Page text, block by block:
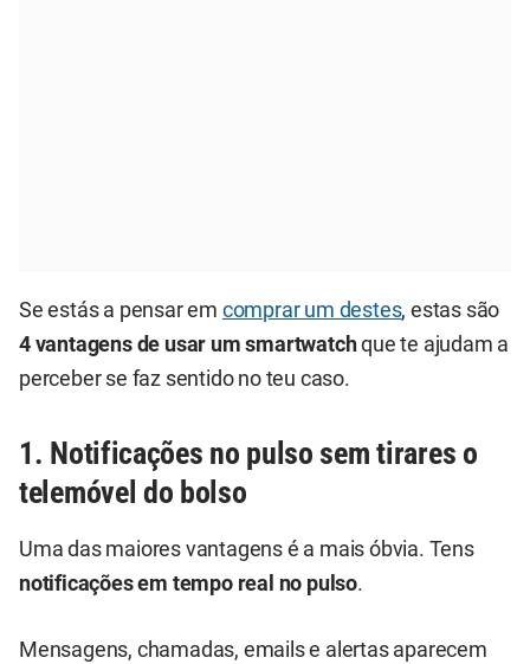
Se estás a pensar em comprar um destes, estas são
4 vantagens de usar um smartwatchque te ajudam a
perceber se faz sentido no teu caso.
1. Notificações no pulso sem tirares o
telemóvel do bolso
Uma das maiores vantagens é a mais óbvia. Tens
notificações em tempo real no pulso.
Mensagens, chamadas, emails e alertas aparecem